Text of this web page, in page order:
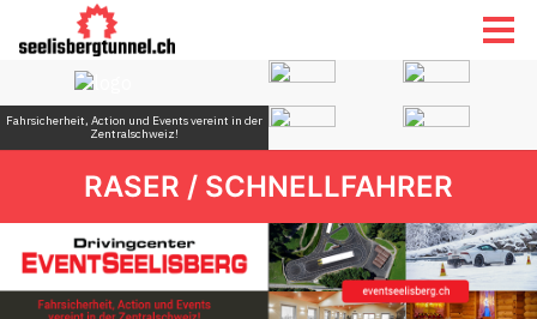
RASER / SCHNELLFAHRER